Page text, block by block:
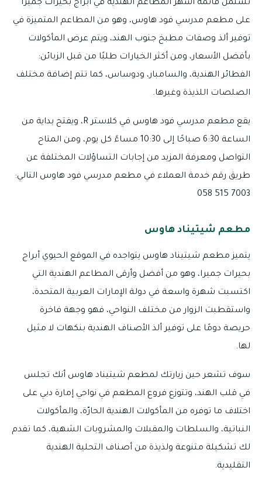
تشتمل قائمة أشهر المطاعم الهندية في أبراج بحيرات جميرا
على مطعم مدرسي فود هاوس، وهو من المطاعم المتميزة في
توفير ألذ وصفات مطبخ جنوب الهند، ويتم عرض المأكولات
بأفضل الأسعار، ومن أكثر الخيارات طلبًا من قبل الزبائن:
الفطائر الهندية، والسامبار، ودوساس، كما تتم إضافة مختلف
الصلصات اللذيذة وغيرها.
يقع مطعم مدرسي فود هاوس في كلاستر R، ويفتح بداية من
الساعة 6:30 صباحًا إلى 10:30 مساءً كل يوم، ومن المتاح
التواصل ومعرفة المزيد من إجابات التساؤلات المختلفة عن
طريق رقم خدمة العملاء في مطعم مدرسي فود هاوس التالي:
7003 515 058
مطعم شيتيناد هاوس
يتميز مطعم شيتيناد هاوس يتواجده في الموقع الحيوي أبراج
بحيرات جميرا، وهو من أفضل وأرقى المطاعم الهندية التي
اكتسبت شهرة واسعة في دولة الإمارات العربية المتحدة،
واستقطبت الزوار من مختلف النواحي، فهو وجهة فاخرة
حريصة دومًا على توفير ألذ الأصناف الهندية بنكهات لا مثيل
لها.
سوف تشعر حين زيارتك لمطعم شيتيناد هاوس أنك تجلس
في قلب الهند، وتتوزع فروع المطعم في نواحي إمارة دبي على
اختلاف ما توفره من المأكولات الهندية الحارّة، والمأكولات
النباتية، والسلطات والمقبلات والمشروبات الشهية، كما تقدم
لك تشكيلة متنوعة ولذيذة من أصناف التحلية الهندية
التقليدية.